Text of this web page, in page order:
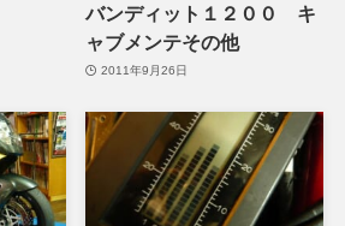
バンディット１２００ キ
ャブメンテその他
2011年9月26日